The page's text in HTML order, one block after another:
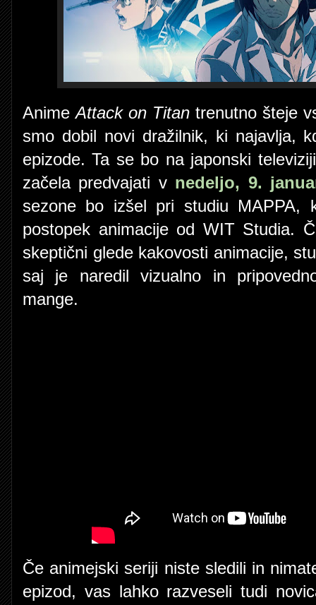
AnimeAttack on Titan trenutno šteje
smo dobil novi dražilnik, ki najavlja,
epizode. Ta se bo na japonski
začela predvajati v nedeljo, 9.
sezone bo izšel pri studiu MAPPA,
postopek animacije od WIT Studia.
skeptični glede kakovosti animacije,
saj je naredil vizualno in
mange.
Če animejski seriji niste sledili in
epizod, vas lahko razveseli tudi